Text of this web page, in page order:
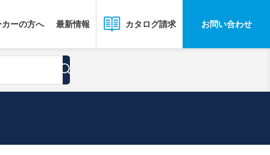
ーの方へ 最新情報 カタログ請求 お問い合わせ